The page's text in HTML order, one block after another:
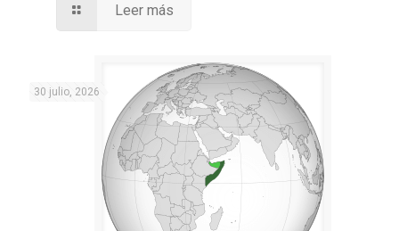
Leer más
30 julio, 2026